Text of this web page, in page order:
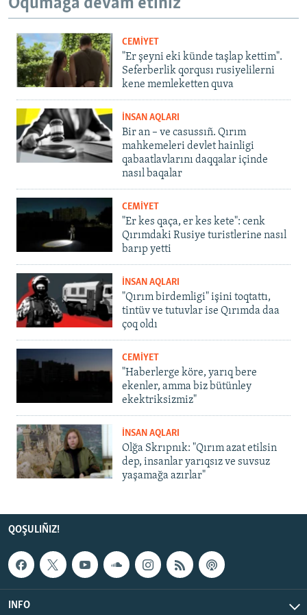
CEMİYET
"Er şeyni eki künde taşlap kettim".
Seferberlik qorqusı rusiyelilerni
kene memleketten quva
İNSAN AQLARI
Bir an – ve casussıñ. Qırım
mahkemeleri devlet hainligi
qabaatlavlarını daqqalar içinde
nasıl baqalar
CEMİYET
"Er kes qaça, er kes kete": cenk
Qırımdaki Rusiye turistlerine nasıl
barıp yetti
İNSAN AQLARI
"Qırım birdemligi" işini toqtattı,
tintüv ve tutuvlar ise Qırımda daa
çoq oldı
CEMİYET
"Haberlerge köre, yarıq bere
ekenler, amma biz bütünley
ekektriksizmiz"
İNSAN AQLARI
Olğa Skrıpnık: "Qırım azat etilsin
dep, insanlar yarıqsız ve suvsuz
yaşamağa azırlar"
QOŞULIÑIZ!
INFO